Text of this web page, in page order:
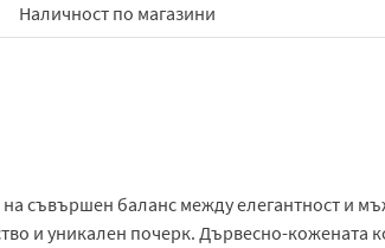
Наличност по магазини
съвършен баланс между елегантност и
и уникален почерк. Дървесно-кожената